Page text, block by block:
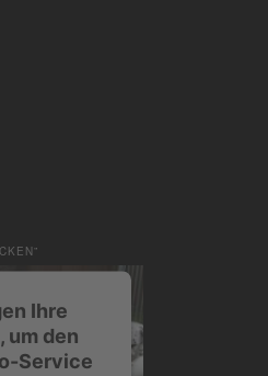
Ihre
um den
Service